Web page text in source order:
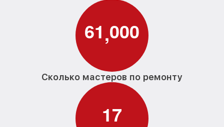
61,000
Сколько мастеров по ремонту
17